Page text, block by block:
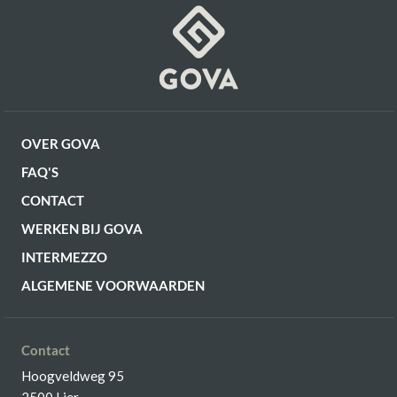
OVER GOVA
FAQ'S
CONTACT
WERKEN BIJ GOVA
INTERMEZZO
ALGEMENE VOORWAARDEN
Contact
Hoogveldweg 95